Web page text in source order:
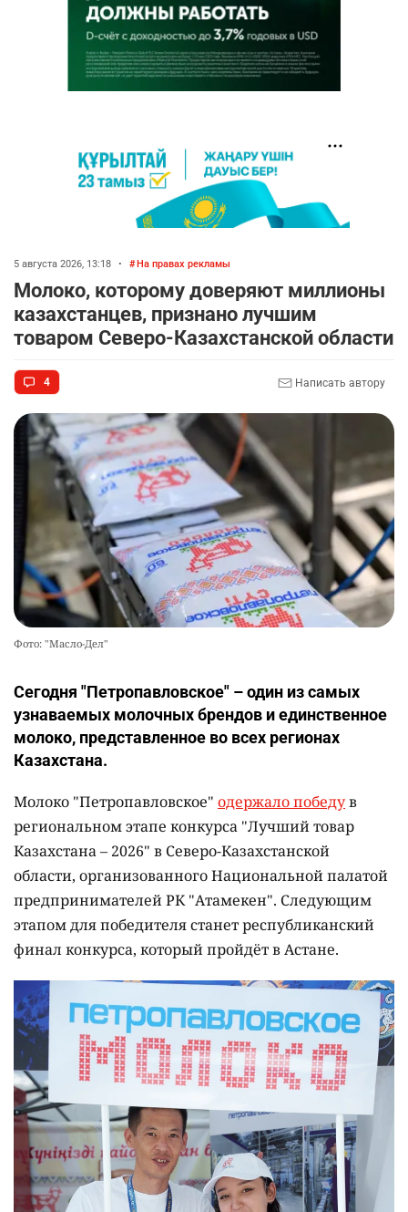
5 августа 2026, 13:18 • На правах рекламы
Молоко, которому доверяют миллионы
казахстанцев, признано лучшим
товаром Северо-Казахстанской области
4 Написать автору
Фото: "Масло-Дел"
Сегодня "Петропавловское" – один из самых
узнаваемых молочных брендов и единственное
молоко, представленное во всех регионах
Казахстана.
Молоко "Петропавловское" одержало победув
региональном этапе конкурса "Лучший товар
Казахстана – 2026" в Северо-Казахстанской
области, организованного Национальной палатой
предпринимателей РК "Атамекен". Следующим
этапом для победителя станет республиканский
финал конкурса, который пройдёт в Астане.